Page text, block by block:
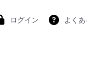
ログイン よく